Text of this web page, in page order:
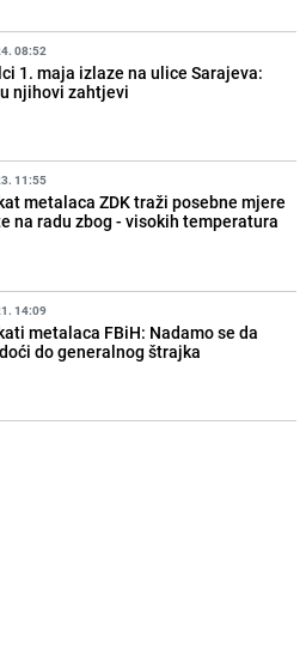
08:52
1. maja izlaze na ulice Sarajeva:
njihovi zahtjevi
11:55
metalaca ZDK traži posebne mjere
na radu zbog - visokih temperatura
14:09
metalaca FBiH: Nadamo se da
do generalnog štrajka